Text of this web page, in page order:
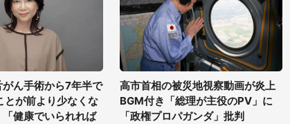
ん手術から7年半で
とが前より少なくな
「健康でいられれば
高市首相の被災地視察動画が炎上
BGM付き「総理が主役のPV」に
「政権プロパガンダ」批判